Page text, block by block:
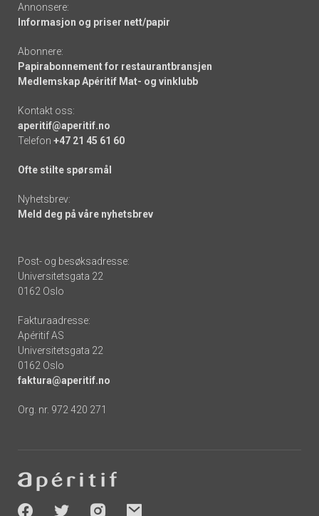
Annonsere:
Informasjon og priser nett/papir
Abonnere:
Papirabonnement for restaurantbransjen
Medlemskap Apéritif Mat- og vinklubb
Kontakt oss:
aperitif@aperitif.no
Telefon +47 21 45 61 60
Ofte stilte spørsmål
Nyhetsbrev:
Meld deg på våre nyhetsbrev
Post- og besøksadresse:
Universitetsgata 22
0162 Oslo
Fakturaadresse:
Apéritif AS
Universitetsgata 22
0162 Oslo
faktura@aperitif.no
Org. nr. 972 420 271
-